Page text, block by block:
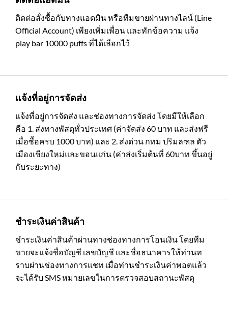
ติดต่อสั่งซื้อกับทางแอดมิน หรือทีมขายผ่านทางไลน์ (Line
Official Account) เพียงเพิ่มเพื่อน และทักข้อความ แจ้ง
play bar 10000 puffs ที่ได้เลือกไว้
แจ้งที่อยู่การจัดส่ง
แจ้งที่อยู่การจัดส่ง และช่องทางการจัดส่ง โดยมีให้เลือก
คือ 1. ส่งทางพัสดุทั่วประเทศ (ค่าจัดส่ง 60 บาท และส่งฟรี
เมื่อซื้อครบ 1000 บาท) และ 2. ส่งด่วน กทม ปริมลฑล ตัว
เมืองเชียงใหม่และขอนแก่น (ค่าส่งเริ่มต้นที่ 60บาท ขึ้นอยู่
กับระยะทาง)
ชำระเงินค่าสินค้า
ชำระเงินค่าสินค้าผ่านทางช่องทางการโอนเงิน โดยทีม
ขายจะแจ้งชื่อบัญชี เลขบัญชี และชื่อธนาคารให้ท่านท
ราบผ่านช่องทางการแชท เมื่อท่านชำระเงินค่าพอตแล้ว
จะได้รับ SMS หมายเลขในการตรวจสอบสถานะพัสดุ